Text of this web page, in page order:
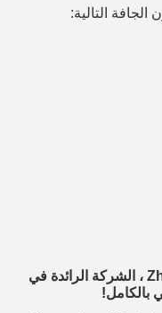
Zhengzhou MG industrial Co. ، Ltd ، الشركة الرائدة في
بالكامل!